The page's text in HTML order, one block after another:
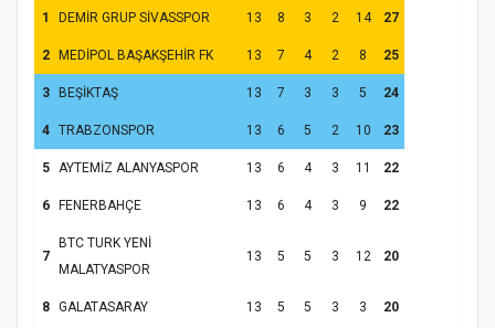
Kapanış Programı
1 DEMİR GRUP SİVASSPOR 13 8 3 2 14 27
2 MEDİPOL BAŞAKŞEHİR FK 13 7 4 2 8 25
3 BEŞİKTAŞ 13 7 3 3 5 24
4 TRABZONSPOR 13 6 5 2 10 23
5 AYTEMİZ ALANYASPOR 13 6 4 3 11 22
6 FENERBAHÇE 13 6 4 3 9 22
7
BTC TURK YENİ
MALATYASPOR
13 5 5 3 12 20
8 GALATASARAY 13 5 5 3 3 20